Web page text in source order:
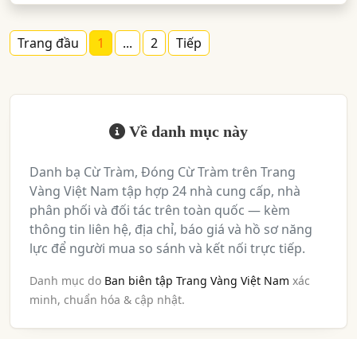
Trang đầu 1 ... 2 Tiếp
Về danh mục này
Danh bạ Cừ Tràm, Đóng Cừ Tràm trên Trang
Vàng Việt Nam tập hợp 24 nhà cung cấp, nhà
phân phối và đối tác trên toàn quốc — kèm
thông tin liên hệ, địa chỉ, báo giá và hồ sơ năng
lực để người mua so sánh và kết nối trực tiếp.
Danh mục do Ban biên tập Trang Vàng Việt Nam xác
minh, chuẩn hóa & cập nhật.